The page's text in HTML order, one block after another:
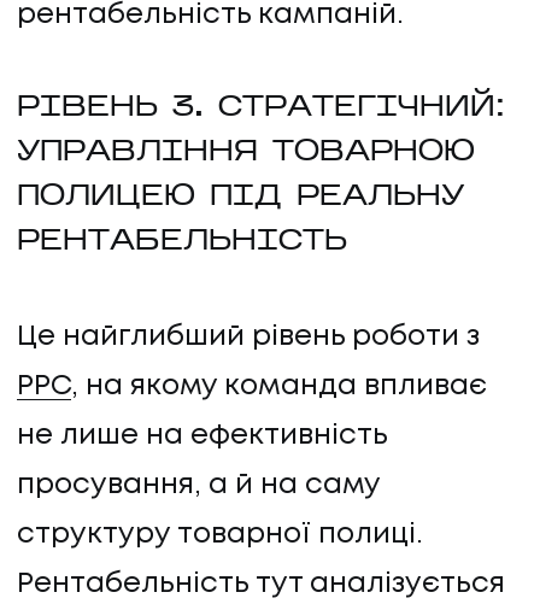
рентабельність кампаній.
РІВЕНЬ 3. СТРАТЕГІЧНИЙ:
УПРАВЛІННЯ ТОВАРНОЮ
ПОЛИЦЕЮ ПІД РЕАЛЬНУ
РЕНТАБЕЛЬНІСТЬ
Це найглибший рівень роботи з
PPC, на якому команда впливає
не лише на ефективність
просування, а й на саму
структуру товарної полиці.
Рентабельність тут аналізується
2026
Політика конфіденційності
UA EN
UA EN